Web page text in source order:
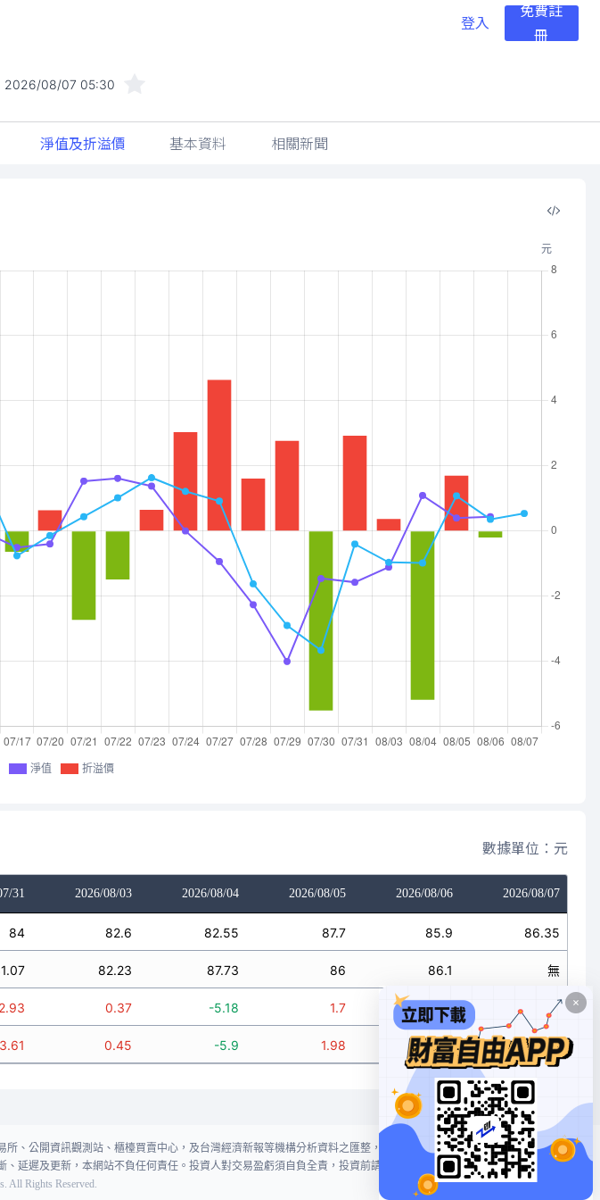
登入
免費註
冊
2026/08/07 05:30
淨值及折溢價 基本資料 相關新聞
淨值 折溢價
數據單位：元
31 2026/08/03 2026/08/04 2026/08/05 2026/08/06 2026/08/07
84 82.6 82.55 87.7 85.9 86.35
82.23 87.73 86 86.1 無
2.93 0.37 -5.18 1.7 -0.2 無
3.61 0.45 -5.9 1.98 -0.23 無
、公開資訊觀測站、櫃檯買賣中心，及台灣經濟新報等機構分析資料之匯整，本網站對投資人買賣不作任何建議或暗
延遲及更新，本網站不負任何責任。投資人對交易盈虧須自負全責，投資前請謹慎評估風險。
All Rights Reserved.